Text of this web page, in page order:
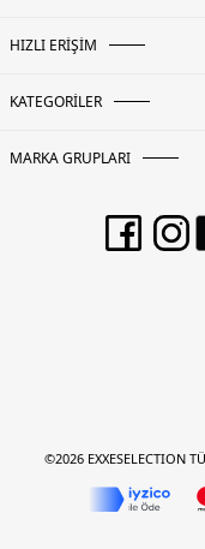
HIZLI ERİŞİM
KATEGORİLER
MARKA GRUPLARI
©2026 EXXESELECTION